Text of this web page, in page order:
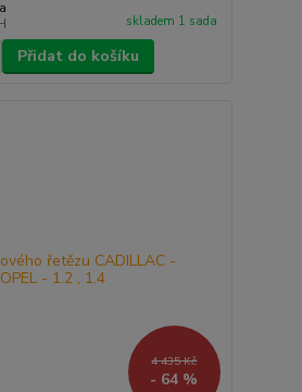
skladem 1 sada
Přidat do košíku
4 435 Kč
- 64 %